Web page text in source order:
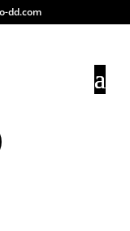
dd.com